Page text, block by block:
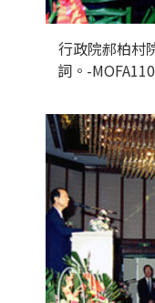
行政院郝柏村
詞。-